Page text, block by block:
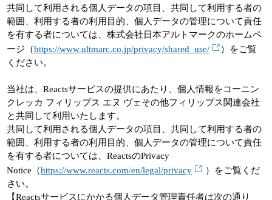
共同して利用される個人データの項目、共同して利用する者の
範囲、利用する者の利用目的、個人データの管理について責任
を有する者については、株式会社日本アルトマークのホームペ
ージ（https://www.ultmarc.co.jp/privacy/shared_use/
）をご覧
ください。
当社は、Reactsサービスの提供にあたり、個人情報をコーニン
クレッカ フィリップス エヌ ヴェその他フィリップス関連会社
と共同して利用いたします。
共同して利用される個人データの項目、共同して利用する者の
範囲、利用する者の利用目的、個人データの管理について責任
を有する者については、ReactsのPrivacy
Notice（https://www.reacts.com/en/legal/privacy
）をご覧くだ
さい。
【Reactsサービスにかかる個人データ管理責任者は次の通り